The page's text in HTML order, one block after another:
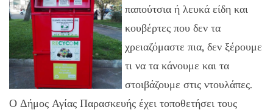
παπούτσια ή λευκά είδη και
κουβέρτες που δεν τα
χρειαζόμαστε πια, δεν ξέρουμε
τι να τα κάνουμε και τα
στοιβάζουμε στις ντουλάπες.
Ο Δήμος Αγίας Παρασκευής έχει τοποθετήσει τους